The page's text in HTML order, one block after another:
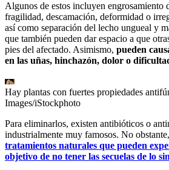
Algunos de estos incluyen engrosamiento
fragilidad, descamación, deformidad o
así como separación del lecho ungueal y
que también pueden dar espacio a que
pies del afectado. Asimismo, pueden
en las uñas, hinchazón, dolor o
Hay plantas con fuertes propiedades
Images/iStockphoto
Para eliminarlos, existen antibióticos o
industrialmente muy famosos. No
tratamientos naturales que pueden
objetivo de no tener las secuelas de lo